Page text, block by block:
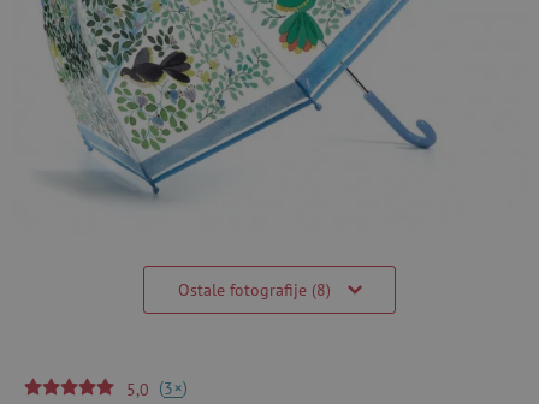
Ostale fotografije (8)
5,0 (3+)